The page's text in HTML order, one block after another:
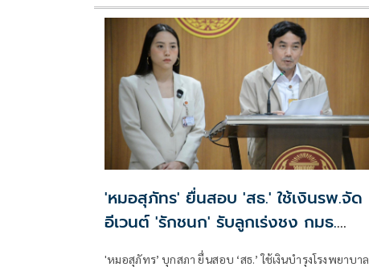
'หมอสุภัทร' ยื่นสอบ 'สธ.' ใช้เงินรพ.จัด
อีเวนต์ 'รักชนก' รับลูกเร่งชง กมธ.
'หมอสุภัทร’ บุกสภา ยื่นสอบ ‘สธ.’ ใช้เงินบำรุงโรงพยาบาล